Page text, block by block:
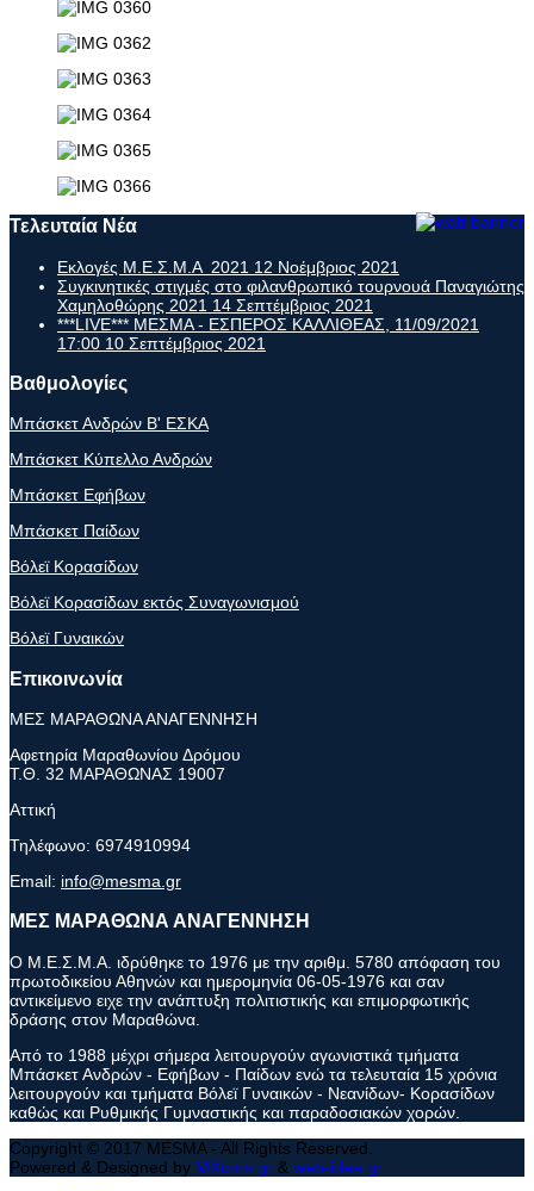
Τελευταία Νέα
Εκλογές Μ.Ε.Σ.Μ.Α 2021 12 Νοέμβριος 2021
Συγκινητικές στιγμές στο φιλανθρωπικό τουρνουά Παναγιώτης
Χαμηλοθώρης 2021 14 Σεπτέμβριος 2021
***LIVE*** ΜΕΣΜΑ - ΕΣΠΕΡΟΣ ΚΑΛΛΙΘΕΑΣ, 11/09/2021
17:00 10 Σεπτέμβριος 2021
Βαθμολογίες
Μπάσκετ Ανδρών Β' ΕΣΚΑ
Μπάσκετ Κύπελλο Ανδρών
Μπάσκετ Εφήβων
Μπάσκετ Παίδων
Βόλεϊ Κορασίδων
Βόλεϊ Κορασίδων εκτός Συναγωνισμού
Βόλεϊ Γυναικών
Επικοινωνία
ΜΕΣ ΜΑΡΑΘΩΝΑ ΑΝΑΓΕΝΝΗΣΗ
Αφετηρία Μαραθωνίου Δρόμου
Τ.Θ. 32 ΜΑΡΑΘΩΝΑΣ 19007
Αττική
Τηλέφωνο: 6974910994
Email: info@mesma.gr
ΜΕΣ ΜΑΡΑΘΩΝΑ ΑΝΑΓΕΝΝΗΣΗ
Ο Μ.Ε.Σ.Μ.Α. ιδρύθηκε το 1976 με την αριθμ. 5780 απόφαση του
πρωτοδικείου Αθηνών και ημερομηνία 06-05-1976 και σαν
αντικείμενο ειχε την ανάπτυξη πολιτιστικής και επιμορφωτικής
δράσης στον Μαραθώνα.
Από το 1988 μέχρι σήμερα λειτουργούν αγωνιστικά τμήματα
Μπάσκετ Ανδρών - Εφήβων - Παίδων ενώ τα τελευταία 15 χρόνια
λειτουργούν και τμήματα Βόλεϊ Γυναικών - Νεανίδων- Κορασίδων
καθώς και Ρυθμικής Γυμναστικής και παραδοσιακών χορών.
Copyright © 2017 MESMA - All Rights Reserved.
Powered & Designed by MXcom.gr & web-idea.gr